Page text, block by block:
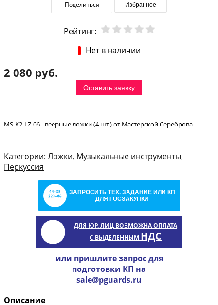
Поделиться Избранное
Рейтинг:
Нет в наличии
2 080 руб.
Оставить заявку
MS-K2-LZ-06 - веерные ложки (4 шт.) от Мастерской Сереброва
Категории: Ложки, Музыкальные инструменты,
Перкуссия
ЗАПРОСИТЬ ТЕХ. ЗАДАНИЕ ИЛИ КП
ДЛЯ ГОСЗАКУПКИ
ДЛЯ ЮР. ЛИЦ ВОЗМОЖНА ОПЛАТА
С ВЫДЕЛЕННЫМ НДС
или пришлите запрос для
подготовки КП на
sale@pguards.ru
Описание